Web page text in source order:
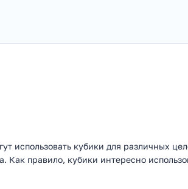
использовать кубики для различных
правило, кубики интересно